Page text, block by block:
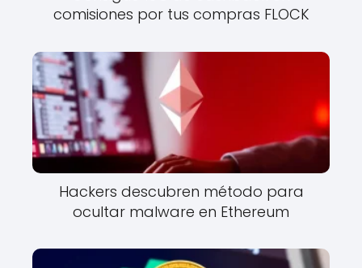
comisiones por tus compras FLOCK
Hackers descubren método para
ocultar malware en Ethereum